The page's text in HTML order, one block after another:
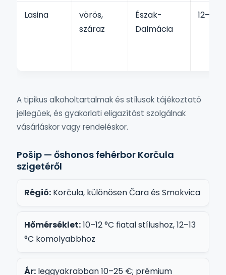
Lasina
vörös,
száraz
Észak-
Dalmácia
A tipikus alkoholtartalmak és stílusok tájékoztató
jellegűek, és gyakorlati eligazítást szolgálnak
vásárláskor vagy rendeléskor.
Pošip — őshonos fehérbor Korčula
szigetéről
Régió: Korčula, különösen Čara és Smokvica
Hőmérséklet:10–12 °C fiatal stílushoz, 12–13
°C komolyabbhoz
Ár: leggyakrabban 10–25 €; prémium